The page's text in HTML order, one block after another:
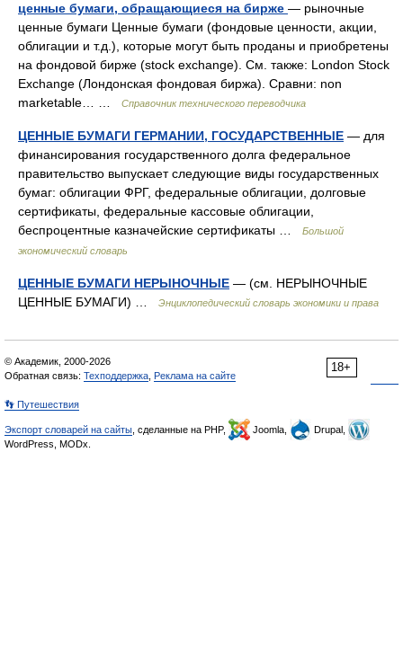
ценные бумаги, обращающиеся на бирже — рыночные
ценные бумаги Ценные бумаги (фондовые ценности, акции,
облигации и т.д.), которые могут быть проданы и приобретены
на фондовой бирже (stock exchange). См. также: London Stock
Exchange (Лондонская фондовая биржа). Сравни: non
marketable… …
Справочник технического переводчика
ЦЕННЫЕ БУМАГИ ГЕРМАНИИ, ГОСУДАРСТВЕННЫЕ — для
финансирования государственного долга федеральное
правительство выпускает следующие виды государственных
бумаг: облигации ФРГ, федеральные облигации, долговые
сертификаты, федеральные кассовые облигации,
беспроцентные казначейские сертификаты …
Большой
экономический словарь
ЦЕННЫЕ БУМАГИ НЕРЫНОЧНЫЕ — (см. НЕРЫНОЧНЫЕ
ЦЕННЫЕ БУМАГИ) …
Энциклопедический словарь экономики и права
18+
© Академик, 2000-2026
Обратная связь: Техподдержка Реклама на сайте
👣 Путешествия
Экспорт словарей на сайты , сделанные на PHP, Joomla,
Drupal,
WordPress, MODx.